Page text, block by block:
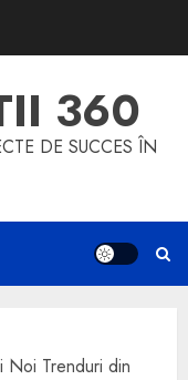
360
DE SUCCES ÎN
Noi Trenduri din